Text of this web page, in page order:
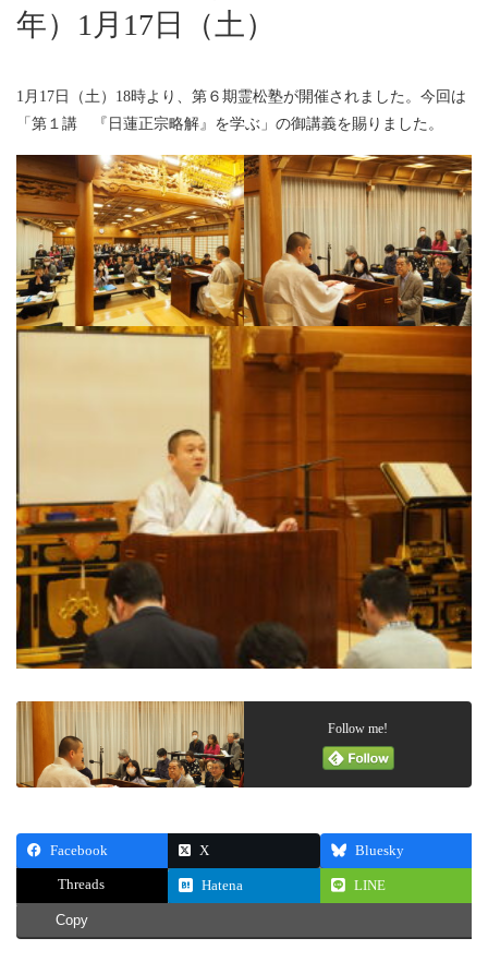
年）1月17日（土）
1月17日（土）18時より、第６期霊松塾が開催されました。今回は
「第１講 『日蓮正宗略解』を学ぶ」の御講義を賜りました。
Follow me!
Facebook X Bluesky
Threads Hatena LINE
Copy